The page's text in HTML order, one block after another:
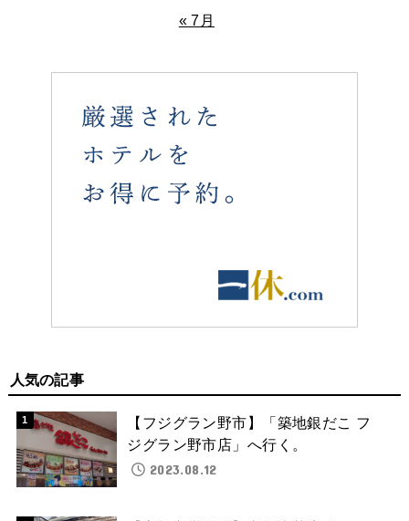
« 7月
人気の記事
【フジグラン野市】「築地銀だこ フ
ジグラン野市店」へ行く。
2023.08.12